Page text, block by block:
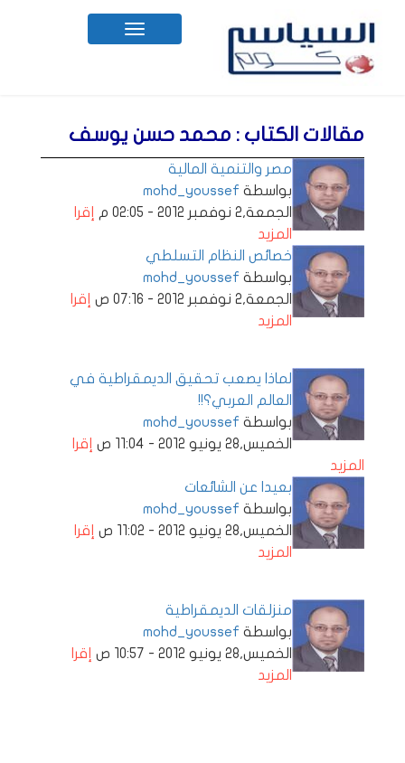
Toggle
navigation
مقالات الكتاب : محمد حسن يوسف
مصر والتنمية المالية
بواسطة mohd_youssef
الجمعة,2 نوفمبر 2012 - 02:05 م
إقرا
المزيد
خصائص النظام التسلطي
بواسطة mohd_youssef
الجمعة,2 نوفمبر 2012 - 07:16 ص
إقرا
المزيد
لماذا يصعب تحقيق الديمقراطية في
العالم العربي؟!!
بواسطة mohd_youssef
الخميس,28 يونيو 2012 - 11:04 ص
إقرا
المزيد
بعيدا عن الشائعات
بواسطة mohd_youssef
الخميس,28 يونيو 2012 - 11:02 ص
إقرا
المزيد
منزلقات الديمقراطية
بواسطة mohd_youssef
الخميس,28 يونيو 2012 - 10:57 ص
إقرا
المزيد